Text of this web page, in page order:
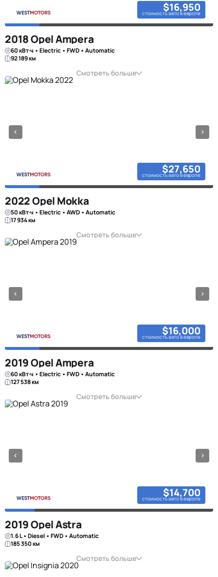
$16,950
стоимость авто в европе
2018 Opel Ampera
60 кВт·ч • Electric • FWD • Automatic
92 189 км
Смотреть больше
$27,650
стоимость авто в европе
2022 Opel Mokka
50 кВт·ч • Electric • AWD • Automatic
17 934 км
Смотреть больше
$16,000
стоимость авто в европе
2019 Opel Ampera
60 кВт·ч • Electric • FWD • Automatic
127 538 км
Смотреть больше
$14,700
стоимость авто в европе
2019 Opel Astra
1.6 L • Diesel • FWD • Automatic
185 350 км
Смотреть больше